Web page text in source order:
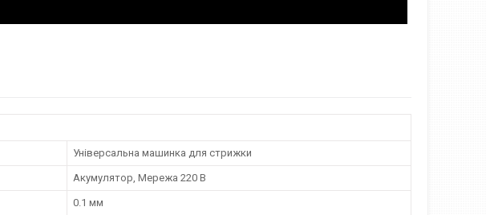
Універсальна машинка для стрижки
Акумулятор, Мережа 220 В
0.1 мм